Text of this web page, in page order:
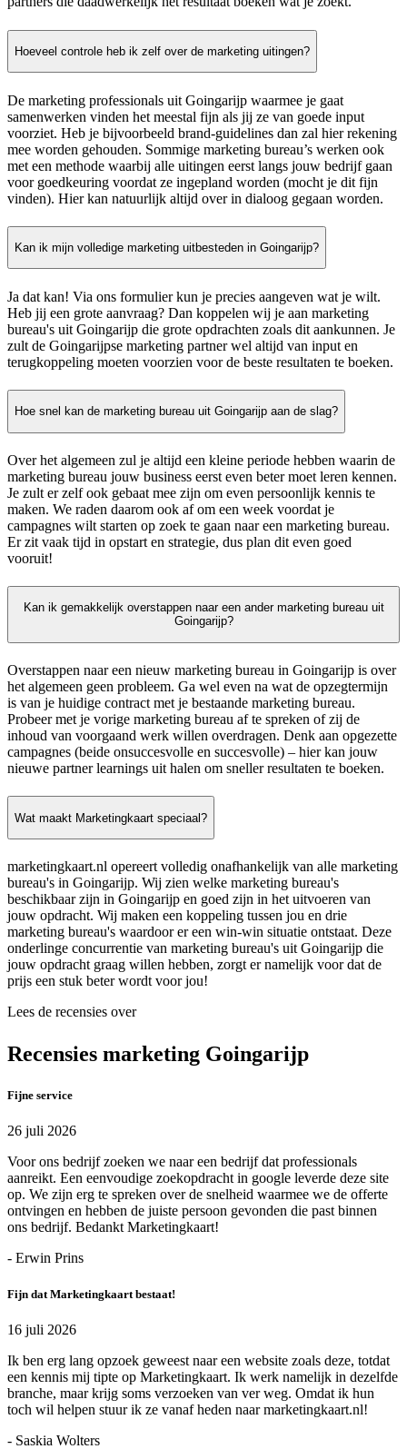
Hoeveel controle heb ik zelf over de marketing uitingen?
De marketing professionals uit Goingarijp waarmee je gaat
samenwerken vinden het meestal fijn als jij ze van goede input
voorziet. Heb je bijvoorbeeld brand-guidelines dan zal hier rekening
mee worden gehouden. Sommige marketing bureau’s werken ook
met een methode waarbij alle uitingen eerst langs jouw bedrijf gaan
voor goedkeuring voordat ze ingepland worden (mocht je dit fijn
vinden). Hier kan natuurlijk altijd over in dialoog gegaan worden.
Kan ik mijn volledige marketing uitbesteden in Goingarijp?
Ja dat kan! Via ons formulier kun je precies aangeven wat je wilt.
Heb jij een grote aanvraag? Dan koppelen wij je aan marketing
bureau's uit Goingarijp die grote opdrachten zoals dit aankunnen. Je
zult de Goingarijpse marketing partner wel altijd van input en
terugkoppeling moeten voorzien voor de beste resultaten te boeken.
Hoe snel kan de marketing bureau uit Goingarijp aan de slag?
Over het algemeen zul je altijd een kleine periode hebben waarin de
marketing bureau jouw business eerst even beter moet leren kennen.
Je zult er zelf ook gebaat mee zijn om even persoonlijk kennis te
maken. We raden daarom ook af om een week voordat je
campagnes wilt starten op zoek te gaan naar een marketing bureau.
Er zit vaak tijd in opstart en strategie, dus plan dit even goed
vooruit!
Kan ik gemakkelijk overstappen naar een ander marketing bureau uit
Goingarijp?
Overstappen naar een nieuw marketing bureau in Goingarijp is over
het algemeen geen probleem. Ga wel even na wat de opzegtermijn
is van je huidige contract met je bestaande marketing bureau.
Probeer met je vorige marketing bureau af te spreken of zij de
inhoud van voorgaand werk willen overdragen. Denk aan opgezette
campagnes (beide onsuccesvolle en succesvolle) – hier kan jouw
nieuwe partner learnings uit halen om sneller resultaten te boeken.
Wat maakt Marketingkaart speciaal?
marketingkaart.nl opereert volledig onafhankelijk van alle marketing
bureau's in Goingarijp. Wij zien welke marketing bureau's
beschikbaar zijn in Goingarijp en goed zijn in het uitvoeren van
jouw opdracht. Wij maken een koppeling tussen jou en drie
marketing bureau's waardoor er een win-win situatie ontstaat. Deze
onderlinge concurrentie van marketing bureau's uit Goingarijp die
jouw opdracht graag willen hebben, zorgt er namelijk voor dat de
prijs een stuk beter wordt voor jou!
Lees de recensies over
Recensies marketing Goingarijp
Fijne service
26 juli 2026
Voor ons bedrijf zoeken we naar een bedrijf dat professionals
aanreikt. Een eenvoudige zoekopdracht in google leverde deze site
op. We zijn erg te spreken over de snelheid waarmee we de offerte
ontvingen en hebben de juiste persoon gevonden die past binnen
ons bedrijf. Bedankt Marketingkaart!
- Erwin Prins
Fijn dat Marketingkaart bestaat!
16 juli 2026
Ik ben erg lang opzoek geweest naar een website zoals deze, totdat
een kennis mij tipte op Marketingkaart. Ik werk namelijk in dezelfde
branche, maar krijg soms verzoeken van ver weg. Omdat ik hun
toch wil helpen stuur ik ze vanaf heden naar marketingkaart.nl!
- Saskia Wolters